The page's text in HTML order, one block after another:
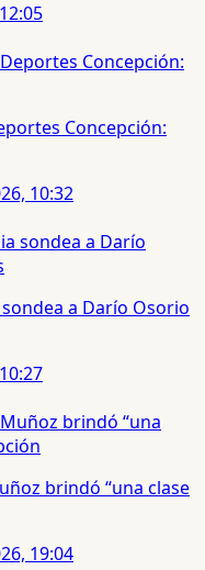
Concepción:
10:32
a Darío Osorio
brindó “una clase
19:04